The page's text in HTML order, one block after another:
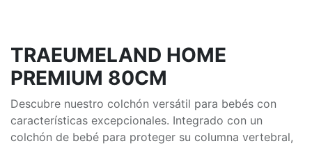
TRAEUMELAND HOME
PREMIUM 80CM
Descubre nuestro colchón versátil para bebés con
características excepcionales. Integrado con un
colchón de bebé para proteger su columna vertebral,